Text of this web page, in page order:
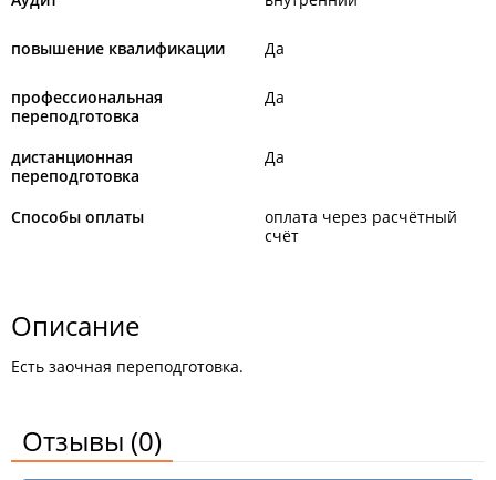
повышение квалификации Да
профессиональная
переподготовка
Да
дистанционная
переподготовка
Да
Способы оплаты
оплата через расчётный
счёт
Описание
Есть заочная переподготовка.
Отзывы (0)